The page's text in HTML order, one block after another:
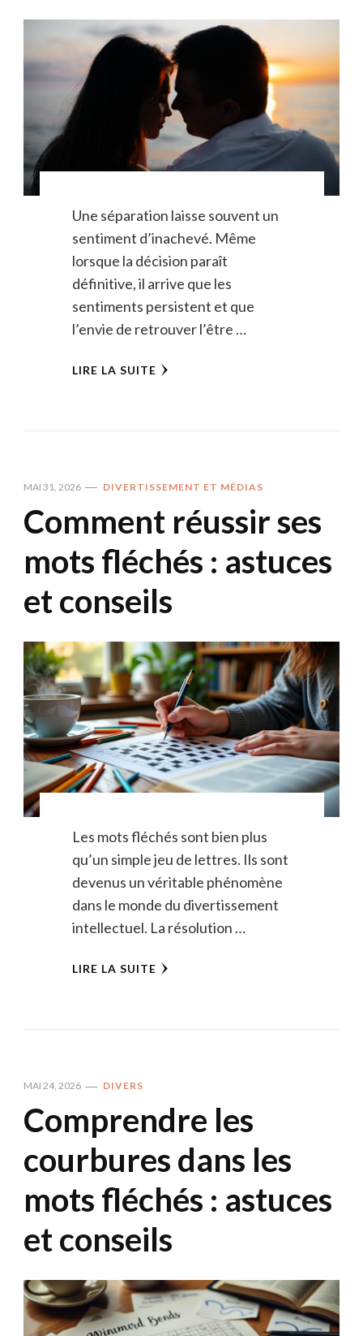
Une séparation laisse souvent un
sentiment d’inachevé. Même
lorsque la décision paraît
définitive, il arrive que les
sentiments persistent et que
l’envie de retrouver l’être …
LIRE LA SUITE
MAI 31, 2026 DIVERTISSEMENT ET MÉDIAS
Comment réussir ses
mots fléchés : astuces
et conseils
Les mots fléchés sont bien plus
qu’un simple jeu de lettres. Ils sont
devenus un véritable phénomène
dans le monde du divertissement
intellectuel. La résolution …
LIRE LA SUITE
MAI 24, 2026 DIVERS
Comprendre les
courbures dans les
mots fléchés : astuces
et conseils